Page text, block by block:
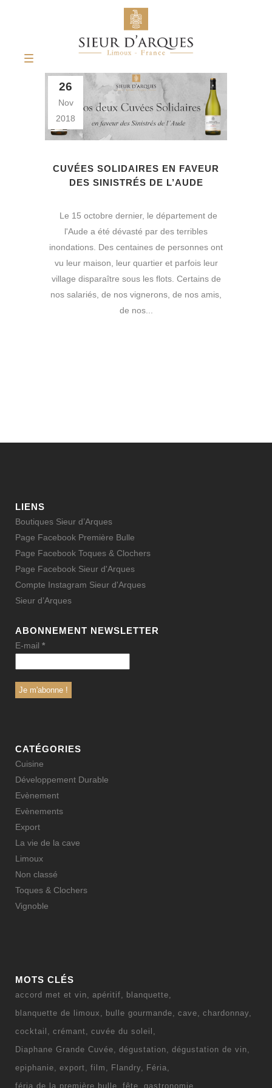
26
Nov
2018
CUVÉES SOLIDAIRES EN FAVEUR
DES SINISTRÉS DE L’AUDE
Le 15 octobre dernier, le département de
l'Aude a été dévasté par des terribles
inondations. Des centaines de personnes ont
vu leur maison, leur quartier et parfois leur
village disparaître sous les flots. Certains de
nos salariés, de nos vignerons, de nos amis,
de nos...
LIENS
Boutiques Sieur d’Arques
Page Facebook Première Bulle
Page Facebook Toques & Clochers
Page Facebook Sieur d'Arques
Compte Instagram Sieur d'Arques
Sieur d’Arques
ABONNEMENT NEWSLETTER
E-mail *
CATÉGORIES
Cuisine
Développement Durable
Evènement
Evènements
Export
La vie de la cave
Limoux
Non classé
Toques & Clochers
Vignoble
MOTS CLÉS
accord met et vin apéritif
blanquette
blanquette de limoux
bulle gourmande cave
chardonnay
cocktail
crémant
cuvée du soleil
Diaphane Grande Cuvée
dégustation
dégustation de vin
epiphanie
export film Flandry
Féria
féria de la première bulle
fête gastronomie